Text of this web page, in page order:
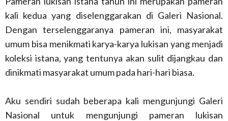
kali kedua yang diselenggarakan di Galeri Nasional.
Dengan terselenggaranya pameran ini, masyarakat
umum bisa menikmati karya-karya lukisan yang menjadi
koleksi istana, yang tentunya akan sulit dijangkau dan
dinikmati masyarakat umum pada hari-hari biasa.
Aku sendiri sudah beberapa kali mengunjungi Galeri
Nasional untuk mengunjungi pameran lukisan